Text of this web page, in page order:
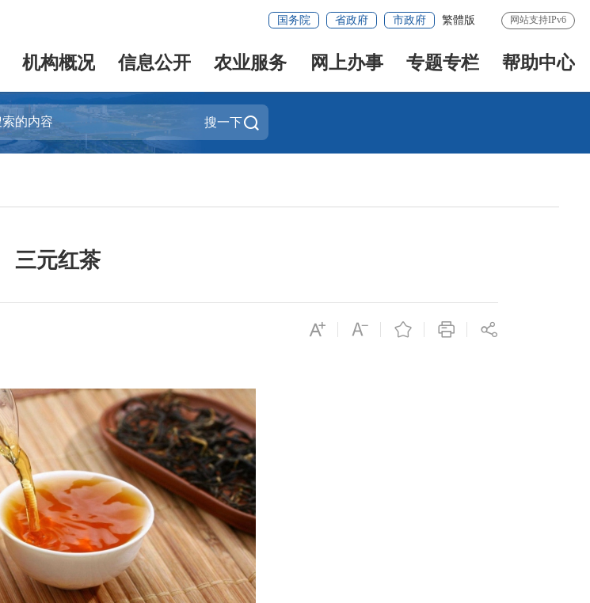
国务院 省政府 市政府 繁體版 网站支持IPv6
机构概况 信息公开 农业服务 网上办事 专题专栏 帮助中心
搜一下
三元红茶